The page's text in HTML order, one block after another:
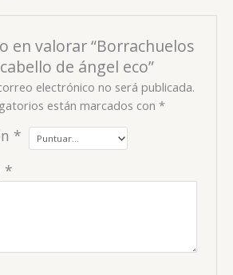
en valorar “Borrachuelos
de ángel eco”
electrónico no será publicada.
están marcados con*
*
*